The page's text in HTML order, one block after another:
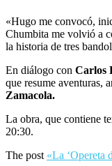
«Hugo me convocó,
Chumbita me volvió a
la historia de tres
En diálogo con Carlos
que resume aventuras,
Zamacola.
La obra, que contiene
20:30.
The post «La ‘Opereta